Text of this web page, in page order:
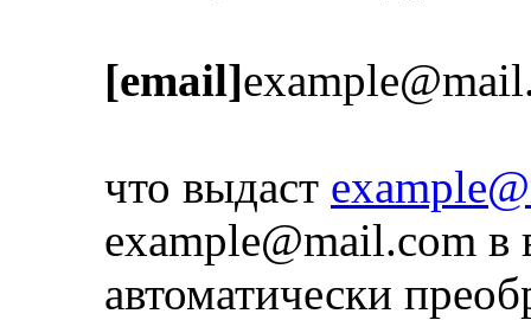
[email]
что выдаст
example@mail.com
автоматически